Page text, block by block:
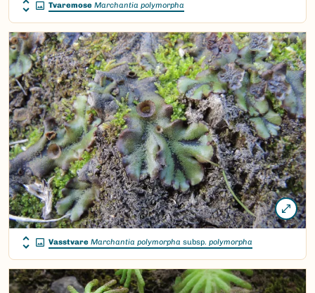
Tvaremose Marchantia polymorpha
Vasstvare Marchantia polymorpha subsp. polymorpha